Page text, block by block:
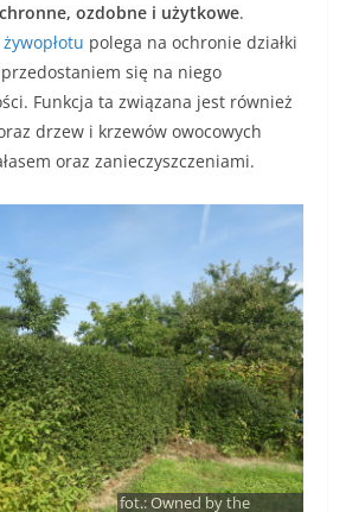
ozdobne i użytkowe.
żywopłotu polega na ochronie działki
się na niego
Funkcja ta związana jest również
drzew i krzewów owocowych
oraz zanieczyszczeniami.
fot.: Owned by the